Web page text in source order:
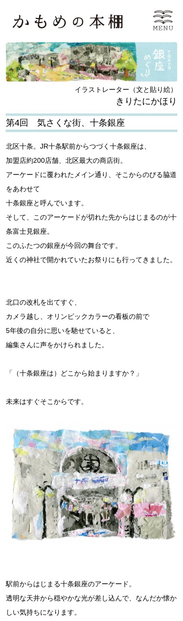
イラストレーター（文と貼り絵）
きりたにかほり
第4回 気さくな街、十条銀座
北区十条。JR十条駅前からつづく十条銀座は、
加盟店約200店舗、北区最大の商店街。
アーケードに覆われたメイン通り、そこからのびる脇道
をあわせて
十条銀座と呼んでいます。
そして、このアーケードが切れた先からはじまるのが十
条富士見銀座。
このふたつの銀座が今回の舞台です。
近くの神社で開かれていたお祭りにも行ってきました。
北口の改札を出てすぐ、
カメラ越し、オリンピックカラーの看板の前で
5年後の自分に思いを馳せていると、
編集さんに声をかけられました。
「（十条銀座は）どこから始まりますか？」
未来はすぐそこからです。
駅前からはじまる十条銀座のアーケード。
透明な天井から穏やかな光が差し込んで、なんだか懐か
しい気持ちになります。